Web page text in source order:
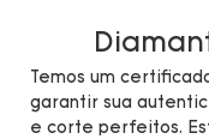
Temos um
garantir sua
e corte perfeitos.